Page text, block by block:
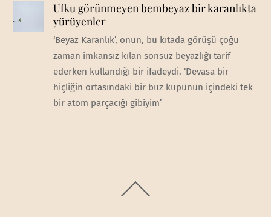
Ufku görünmeyen bembeyaz bir karanlıkta
yürüyenler
‘Beyaz Karanlık’, onun, bu kıtada görüşü çoğu
zaman imkansız kılan sonsuz beyazlığı tarif
ederken kullandığı bir ifadeydi. ‘Devasa bir
hiçliğin ortasındaki bir buz küpünün içindeki tek
bir atom parçacığı gibiyim’
To